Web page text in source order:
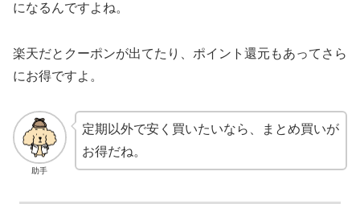
になるんですよね。
楽天だとクーポンが出てたり、ポイント還元もあってさら
にお得ですよ。
助手
定期以外で安く買いたいなら、まとめ買いが
お得だね。